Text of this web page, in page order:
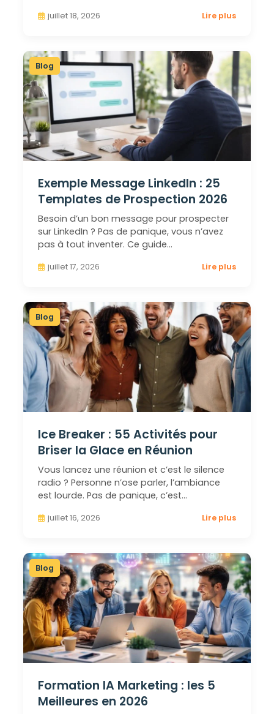
juillet 18, 2026 Lire plus
Blog
Exemple Message LinkedIn : 25
Templates de Prospection 2026
Besoin d’un bon message pour prospecter
sur LinkedIn ? Pas de panique, vous n’avez
pas à tout inventer. Ce guide…
juillet 17, 2026 Lire plus
Blog
Ice Breaker : 55 Activités pour
Briser la Glace en Réunion
Vous lancez une réunion et c’est le silence
radio ? Personne n’ose parler, l’ambiance
est lourde. Pas de panique, c’est…
juillet 16, 2026 Lire plus
Blog
Formation IA Marketing : les 5
Meilleures en 2026